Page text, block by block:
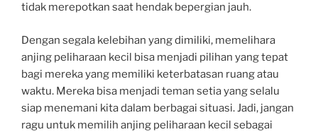
tidak merepotkan saat hendak bepergian jauh.
Dengan segala kelebihan yang dimiliki, memelihara
anjing peliharaan kecil bisa menjadi pilihan yang tepat
bagi mereka yang memiliki keterbatasan ruang atau
waktu. Mereka bisa menjadi teman setia yang selalu
siap menemani kita dalam berbagai situasi. Jadi, jangan
ragu untuk memilih anjing peliharaan kecil sebagai